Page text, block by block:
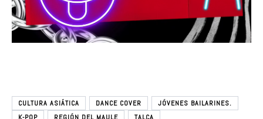
CULTURA ASIÁTICA DANCE COVER
JÓVENES BAILARINES.